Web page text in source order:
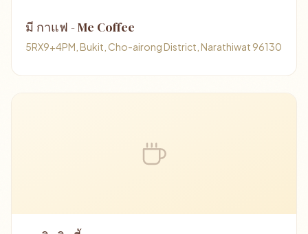
มี กาแฟ - Me Coffee
5RX9+4PM, Bukit, Cho-airong District, Narathiwat 96130